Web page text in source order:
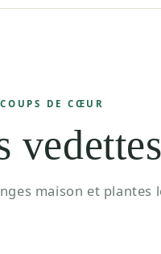
COUPS DE CŒUR
vedettes
maison et plantes